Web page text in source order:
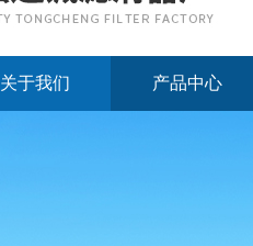
关于我们 产品中心